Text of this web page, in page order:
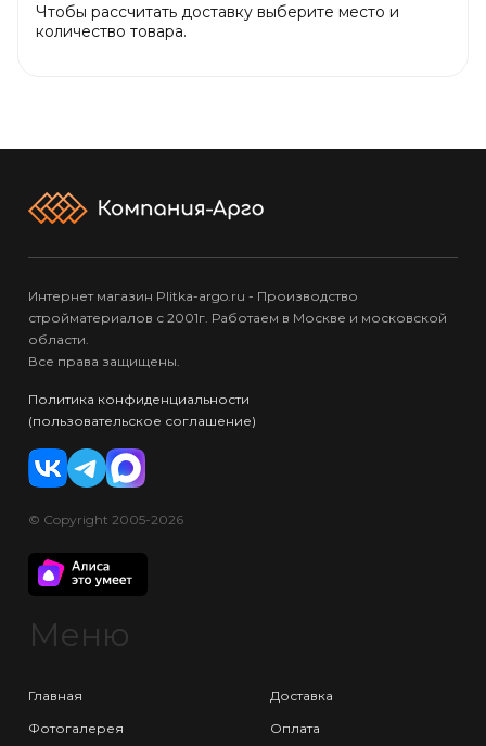
Чтобы рассчитать доставку выберите место и
количество товара.
Интернет магазин Plitka-argo.ru - Производство
стройматериалов с 2001г. Работаем в Москве и московской
области.
Все права защищены.
Политика конфиденциальности
(пользовательское соглашение)
© Copyright 2005-2026
Меню
Главная
Фотогалерея
Доставка
Оплата